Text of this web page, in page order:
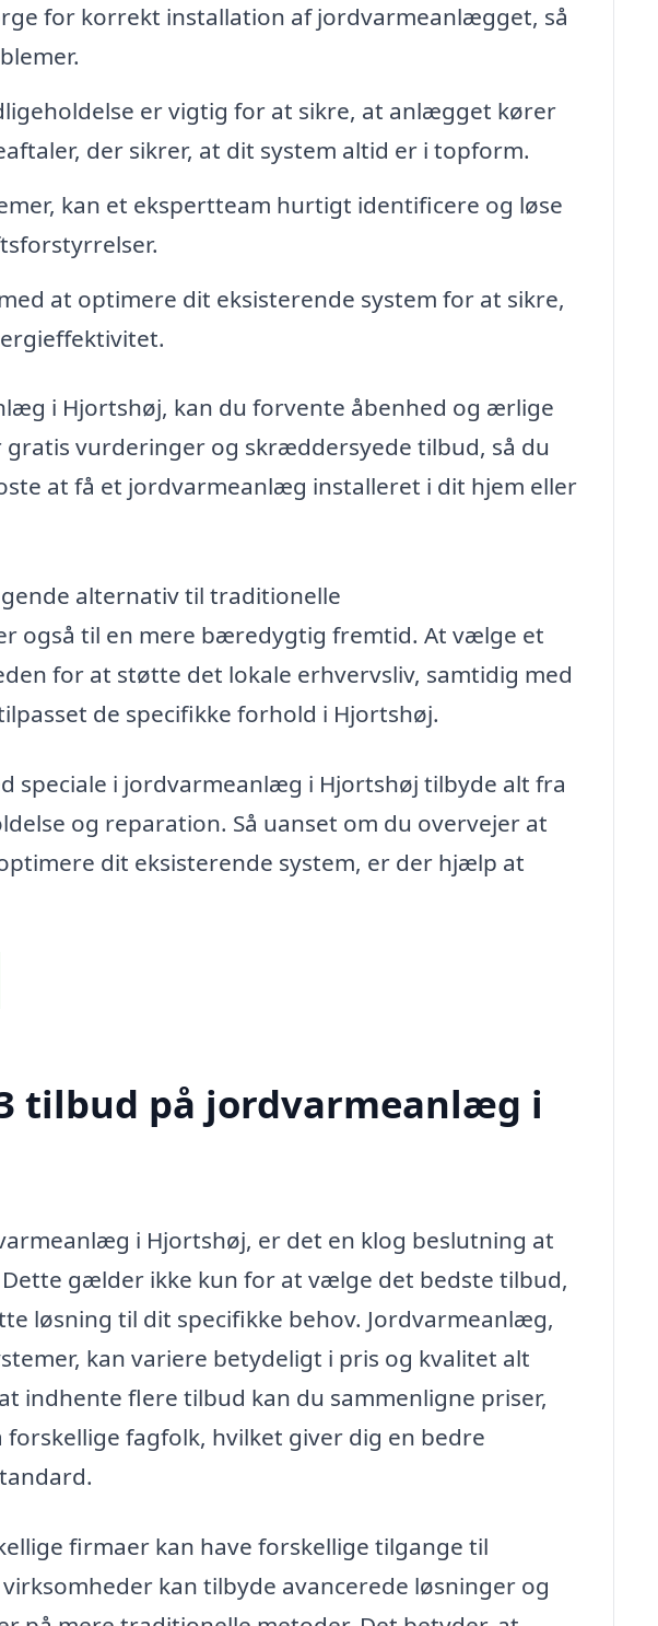
for korrekt installation af jordvarmeanlægget, så
er vigtig for at sikre, at anlægget kører
der sikrer, at dit system altid er i topform.
kan et ekspertteam hurtigt identificere og løse
at optimere dit eksisterende system for at sikre,
i Hjortshøj, kan du forvente åbenhed og ærlige
vurderinger og skræddersyede tilbud, så du
at få et jordvarmeanlæg installeret i dit hjem eller
alternativ til traditionelle
også til en mere bæredygtig fremtid. At vælge et
for at støtte det lokale erhvervsliv, samtidig med
de specifikke forhold i Hjortshøj.
speciale i jordvarmeanlæg i Hjortshøj tilbyde alt fra
og reparation. Så uanset om du overvejer at
dit eksisterende system, er der hjælp at
tilbud på jordvarmeanlæg i
i Hjortshøj, er det en klog beslutning at
gælder ikke kun for at vælge det bedste tilbud,
løsning til dit specifikke behov. Jordvarmeanlæg,
kan variere betydeligt i pris og kvalitet alt
indhente flere tilbud kan du sammenligne priser,
fagfolk, hvilket giver dig en bedre
firmaer kan have forskellige tilgange til
kan tilbyde avancerede løsninger og